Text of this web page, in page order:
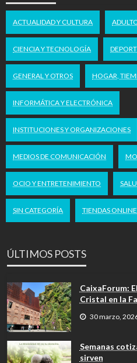
ACTUALIDAD Y CULTURA
CIENCIA Y TECNOLOGÍA
GENERAL Y OTROS HOGAR,
INFORMÁTICA Y ELECTRÓNICA
INSTITUCIONES Y ORGANIZACIONES
MEDIOS DE COMUNICACIÓN
OCIO Y ENTRETENIMIENTO
SIN CATEGORÍA TIENDAS ONLINE
ÚLTIMOS POSTS
CaixaForum:
Cristal en la
30 marzo,
Semanas
sirven